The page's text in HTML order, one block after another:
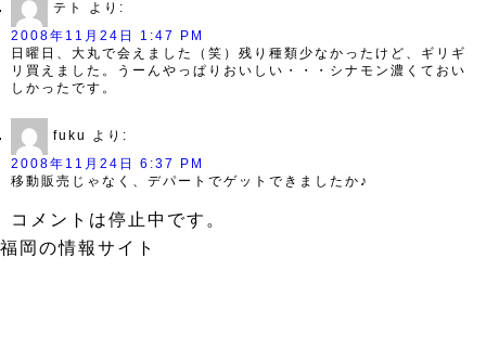
テト
より:
2008年11月24日 1:47 PM
日曜日、大丸で会えました（笑）残り種類少なかったけど、ギリギ
リ買えました。うーんやっぱりおいしい・・・シナモン濃くておい
しかったです。
fuku
より:
2008年11月24日 6:37 PM
移動販売じゃなく、デパートでゲットできましたか♪
コメントは停止中です。
福岡の情報サイト